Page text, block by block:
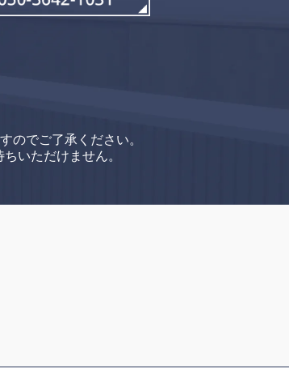
のでご了承ください。
いただけません。